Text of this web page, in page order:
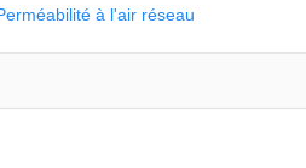
à l'air réseau